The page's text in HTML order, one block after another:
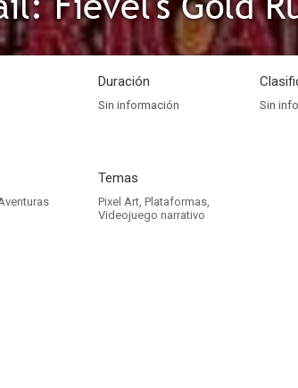
Duración
Sin información Sin
Temas
Pixel Art, Plataformas,
Videojuego narrativo